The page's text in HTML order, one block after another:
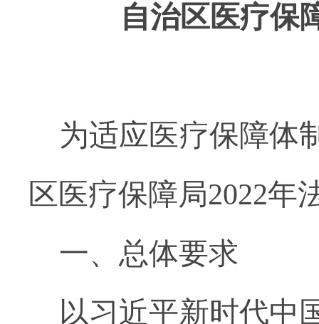
自治区医疗保
为适应医疗保障体
区医疗保障局2022年
一、总体要求
以习近平新时代中